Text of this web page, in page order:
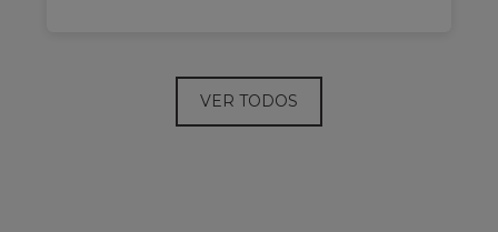
VER TODOS